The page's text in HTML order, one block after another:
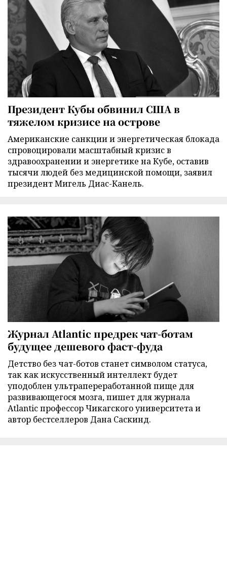
Президент Кубы обвинил США в
тяжелом кризисе на острове
Американские санкции и энергетическая блокада
спровоцировали масштабный кризис в
здравоохранении и энергетике на Кубе, оставив
тысячи людей без медицинской помощи, заявил
президент Мигель Диас-Канель.
Журнал Atlantic предрек чат-ботам
будущее дешевого фаст-фуда
Детство без чат-ботов станет символом статуса,
так как искусственный интеллект будет
уподоблен ультрапереработанной пище для
развивающегося мозга, пишет для журнала
Atlantic профессор Чикагского университета и
автор бестселлеров Дана Саскинд.